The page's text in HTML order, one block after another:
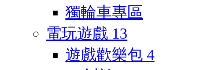
獨輪車專區
電玩遊戲 13
遊戲歡樂包 4